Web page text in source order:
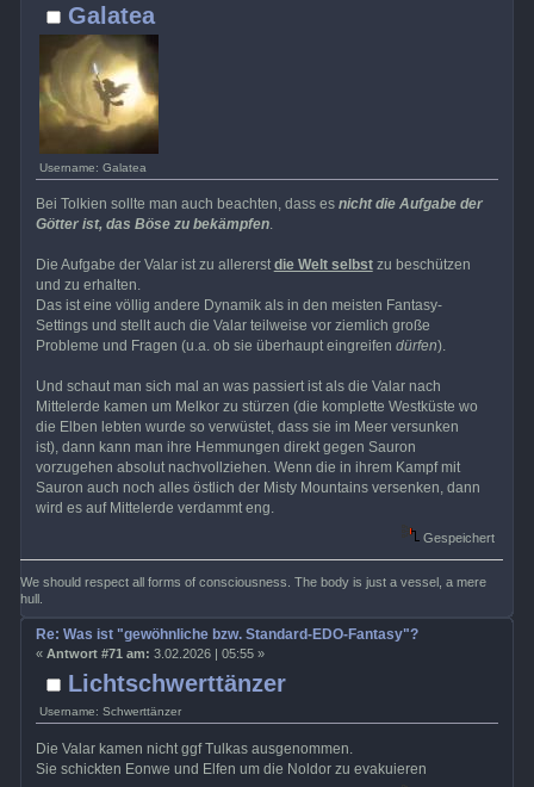
Galatea
Username: Galatea
Bei Tolkien sollte man auch beachten, dass es nicht die Aufgabe der
Götter ist, das Böse zu bekämpfen.
Die Aufgabe der Valar ist zu allererstdie Welt selbstzu beschützen
und zu erhalten.
Das ist eine völlig andere Dynamik als in den meisten Fantasy-
Settings und stellt auch die Valar teilweise vor ziemlich große
Probleme und Fragen (u.a. ob sie überhaupt eingreifen dürfen).
Und schaut man sich mal an was passiert ist als die Valar nach
Mittelerde kamen um Melkor zu stürzen (die komplette Westküste wo
die Elben lebten wurde so verwüstet, dass sie im Meer versunken
ist), dann kann man ihre Hemmungen direkt gegen Sauron
vorzugehen absolut nachvollziehen. Wenn die in ihrem Kampf mit
Sauron auch noch alles östlich der Misty Mountains versenken, dann
wird es auf Mittelerde verdammt eng.
Gespeichert
We should respect all forms of consciousness. The body is just a vessel, a mere
hull.
Lichtschwerttänzer
Username: Schwerttänzer
Re: Was ist "gewöhnliche bzw. Standard-EDO-Fantasy"?
« Antwort #71 am: 3.02.2026 | 05:55 »
Die Valar kamen nicht ggf Tulkas ausgenommen.
Sie schickten Eonwe und Elfen um die Noldor zu evakuieren